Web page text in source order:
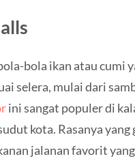
bola ikan atau cumi
selera, mulai dari
ini sangat populer di
kota. Rasanya
jalanan favorit